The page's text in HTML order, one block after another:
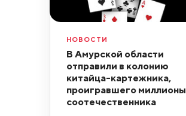
НОВОСТИ
В Амурской области
отправили в колонию
китайца-картежника,
проигравшего миллионы
соотечественника